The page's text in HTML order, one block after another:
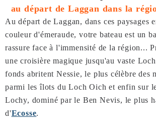
au départ de Laggan dans la
Au départ de Laggan, dans ces paysages
couleur d'émeraude, votre bateau est un
rassure face à l'immensité de la région...
une croisière magique jusqu'au vaste
fonds abritent Nessie, le plus célèbre des
parmi les îlots du Loch Oich et enfin sur
Lochy, dominé par le Ben Nevis, le plus
d'Ecosse.